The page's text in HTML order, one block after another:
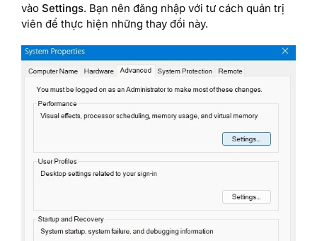
vào Settings. Bạn nên đăng nhập với tư cách quản trị
viên để thực hiện những thay đổi này.